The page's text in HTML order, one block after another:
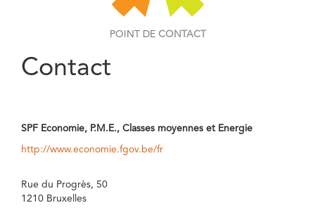
POINT DE CONTACT
Contact
SPF Economie, P.M.E., Classes moyennes et Energie
http://www.economie.fgov.be/fr
Rue du Progrès, 50
1210 Bruxelles